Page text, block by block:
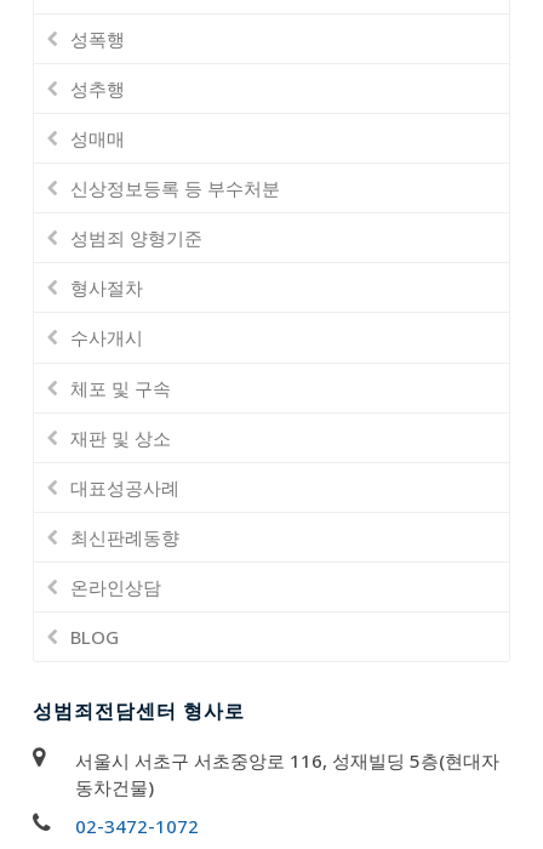
성폭행
성추행
성매매
신상정보등록 등 부수처분
성범죄 양형기준
형사절차
수사개시
체포 및 구속
재판 및 상소
대표성공사례
최신판례동향
온라인상담
BLOG
성범죄전담센터 형사로
서울시 서초구 서초중앙로 116, 성재빌딩 5층(현대자
동차건물)
02-3472-1072